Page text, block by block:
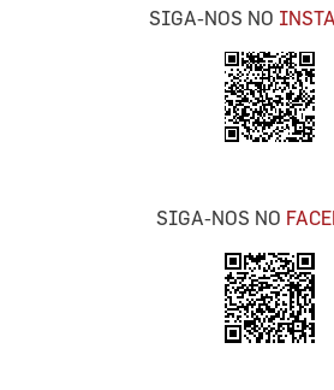
SIGA-NOS NO
SIGA-NOS NO